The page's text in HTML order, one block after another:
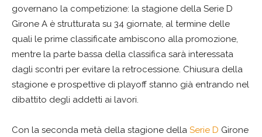
governano la competizione: la stagione della Serie D
Girone A è strutturata su 34 giornate, al termine delle
quali le prime classificate ambiscono alla promozione,
mentre la parte bassa della classifica sarà interessata
dagli scontri per evitare la retrocessione. Chiusura della
stagione e prospettive di playoff stanno già entrando nel
dibattito degli addetti ai lavori.
Con la seconda metà della stagione della Serie D Girone